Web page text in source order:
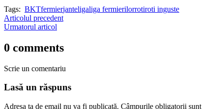
Tags: BKTfermierjanteligaliga fermierilorrotiroti inguste
Articolul precedent
Urmatorul articol
0 comments
Scrie un comentariu
Lasă un răspuns
Adresa ta de email nu va fi publicată. Câmpurile obligatorii sunt